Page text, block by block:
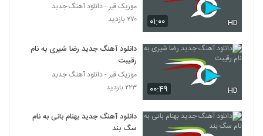
دانلود آهنگ مجتبی شاه علی مو خرمایی
(Mojtaba Shah Ali Moo Khormayi)
موزیک زیبای به حالم نظر کن از بابک بابایی
5746
۲۹۶ بازدید
۰۱:۰۰ HD
موزیک قیر - دانلود آهنگ جدبد
۲۷۰ بازدید
۰۰:۴۹ HD
دانلود آهنگ جدید رضا شیری به نام
رقیبت
موزیک قیر - دانلود آهنگ جدبد
۲۲۳ بازدید
دانلود آهنگ جدید بهنام بانی به نام
سگ بند